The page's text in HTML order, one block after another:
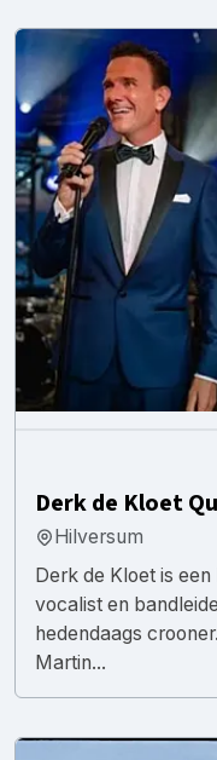
Derk de Kloet
Hilversum
Derk de Kloet is
vocalist en
hedendaags
Martin...